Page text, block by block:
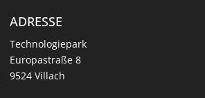
ADRESSE
Technologiepark
Europastraße 8
9524 Villach